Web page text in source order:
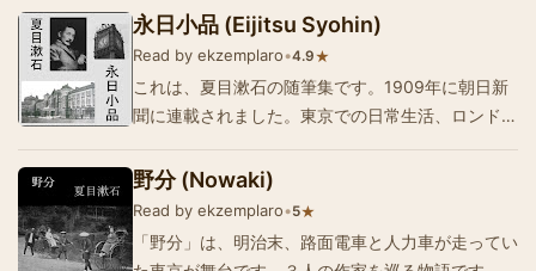
人公だけであった。非人情の旅である。宿のお嬢さ
ん、那美さんに色々と驚かされる。最後は那美さん
らと共に、川舟に乗って、那美さんのいとこの久一
さん…
永日小品 (Eijitsu Syohin)
Read by ekzemplaro•4.9★
これは、夏目漱石の随筆集です。1909年に朝日新
聞に連載されました。東京での日常生活、ロンドン
collection of essays by Natsume Soseki. They
were published in the A…
野分 (Nowaki)
Read by ekzemplaro•5★
「野分」は、明治末、路面電車と人力車が走ってい